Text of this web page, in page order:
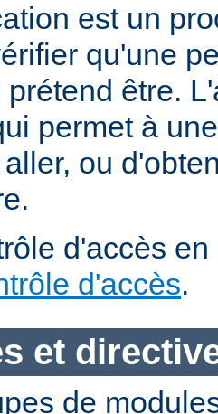
est un
qu'une
être.
permet à
ou
d'accès
d'accès.
et
de